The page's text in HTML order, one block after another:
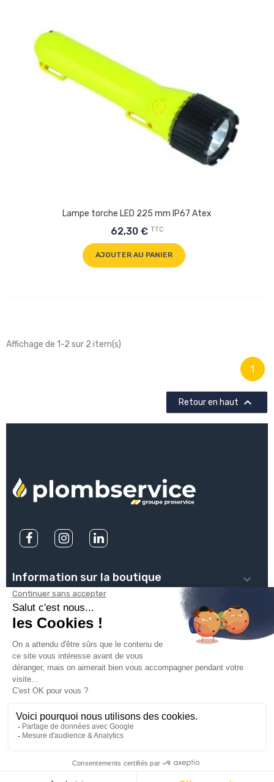
Lampe torche LED 225 mm IP67 Atex
62,30 € TTC
AJOUTER AU PANIER
Affichage de 1-2 sur 2 item(s)
1
Retour en haut 
Information sur la boutique 
PLOMBSERVICE 
INFOS PRATIQUES 
VOTRE COMPTE 
Groupe Proservice